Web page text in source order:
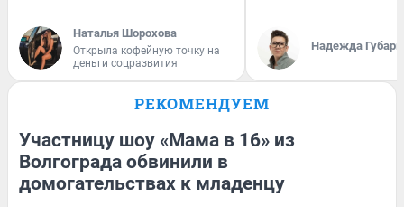
Наталья Шорохова
Открыла кофейную точку на
деньги соцразвития
Надежда Губарь
РЕКОМЕНДУЕМ
Участницу шоу «Мама в 16» из
Волгограда обвинили в
домогательствах к младенцу